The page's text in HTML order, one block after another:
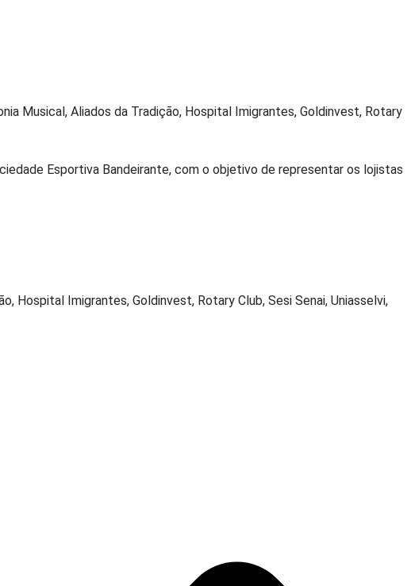
Musical, Aliados da Tradição, Hospital Imigrantes, Goldinvest, Rotary
Esportiva Bandeirante, com o objetivo de representar os lojistas
Hospital Imigrantes, Goldinvest, Rotary Club, Sesi Senai, Uniasselvi,